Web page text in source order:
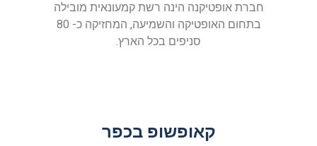
חברת אופטיקנה הינה רשת קמעונאית מובילה
בתחום האופטיקה והשמיעה, המחזיקה כ- 80
סניפים בכל הארץ.
קאופשופ בכפר